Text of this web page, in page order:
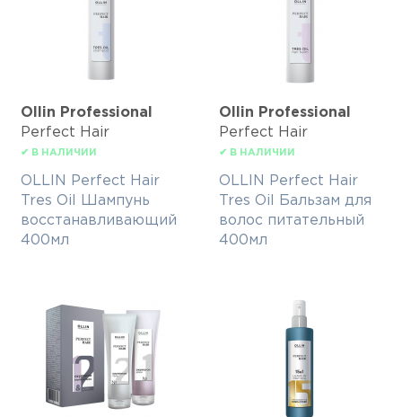
Ollin Professional
Perfect Hair
✔ В НАЛИЧИИ
OLLIN Perfect Hair
Tres Oil Шампунь
восстанавливающий
400мл
Ollin Professional
Perfect Hair
✔ В НАЛИЧИИ
OLLIN Perfect Hair
Tres Oil Бальзам для
волос питательный
400мл